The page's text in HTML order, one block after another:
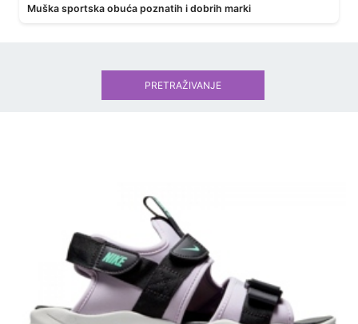
Muška sportska obuća poznatih i dobrih marki
PRETRAŽIVANJE